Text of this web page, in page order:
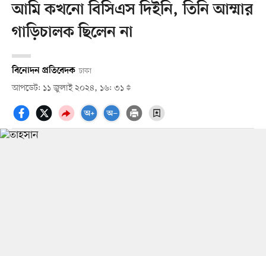
আমি কখনো বিসিএস দিইনি, তিনি আম্মার
গাড়িচালক ছিলেন না
বিনোদন প্রতিবেদক ঢাকা
আপডেট: ১১ জুলাই ২০২৪, ১৬: ৩১